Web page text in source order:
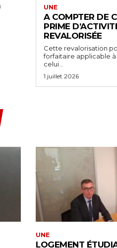
UNE
A COMPTER DE
PRIME
REVALORISÉE
Cette revalorisation
forfaitaire applicable à
celui...
1 juillet 2026
UNE
LOGEMENT